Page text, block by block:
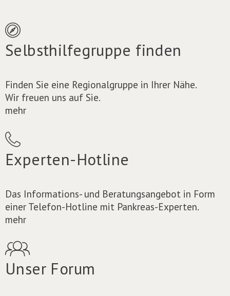
Selbsthilfegruppe finden
Finden Sie eine Regionalgruppe in Ihrer Nähe.
Wir freuen uns auf Sie.
mehr
Experten-Hotline
Das Informations- und Beratungsangebot in Form
einer Telefon-Hotline mit Pankreas-Experten.
mehr
Unser Forum